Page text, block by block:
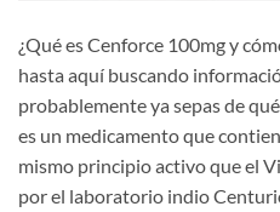
¿Qué es Cenforce 100mg y
hasta aquí buscando
probablemente ya sepas de
es un medicamento que
mismo principio activo que el
por el laboratorio indio